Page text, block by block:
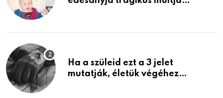
Ha a szüleid ezt a 3 jelet
mutatják, életük végéhez